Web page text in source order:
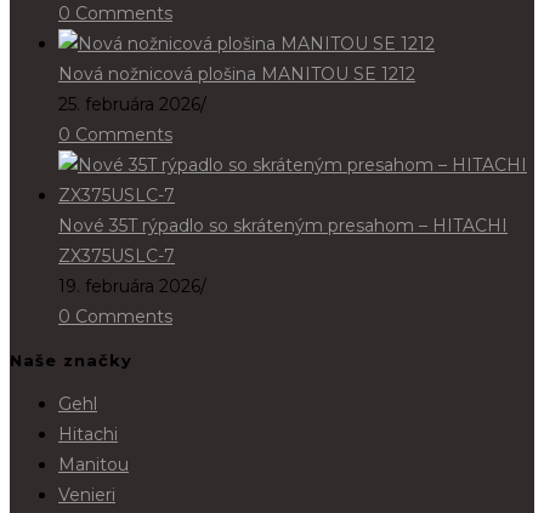
0 Comments
Nová nožnicová plošina MANITOU SE 1212
25. februára 2026/
0 Comments
Nové 35T rýpadlo so skráteným presahom – HITACHI
ZX375USLC-7
19. februára 2026/
0 Comments
Naše značky
Gehl
Hitachi
Manitou
Venieri